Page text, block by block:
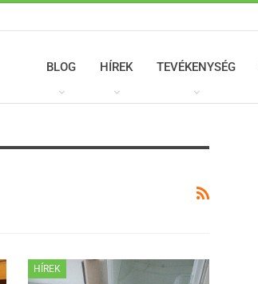
BLOG HÍREK TEVÉKENYSÉG
HÍREK